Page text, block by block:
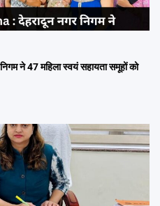
ने 47 महिला स्वयं सहायता समूहों को